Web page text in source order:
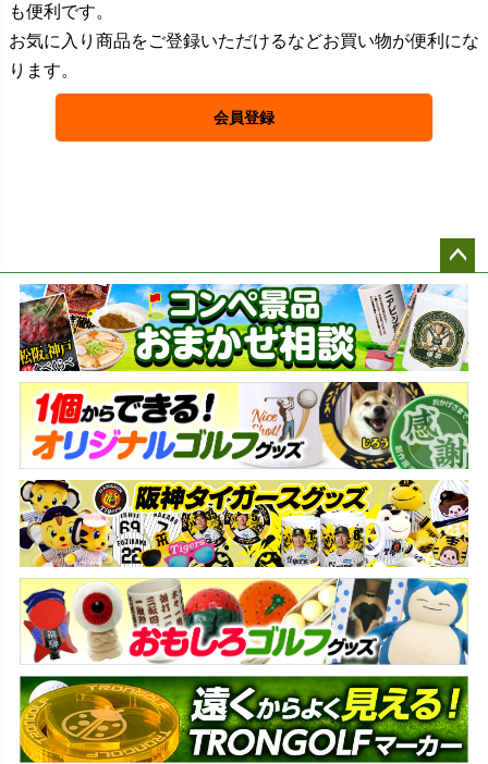
も便利です。
お気に入り商品をご登録いただけるなどお買い物が便利にな
ります。
会員登録
ペー
ジト
ップ
へ